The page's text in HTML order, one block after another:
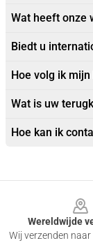
Wat heeft onze
Biedt u
Hoe volg ik
Wat is uw
Hoe kan ik
Wereldwijde
Wij verzenden